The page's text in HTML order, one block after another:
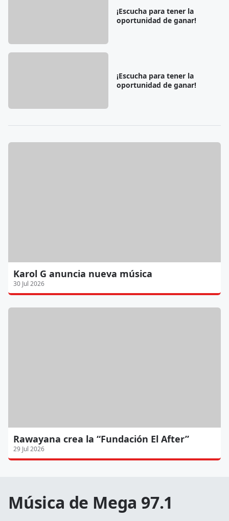
¡Escucha para tener la
oportunidad de ganar!
¡Escucha para tener la
oportunidad de ganar!
Karol G anuncia nueva música
30 Jul 2026
Rawayana crea la “Fundación El After”
29 Jul 2026
Música de Mega 97.1